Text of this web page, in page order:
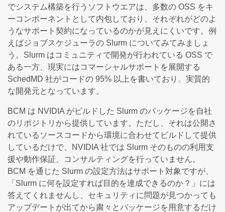
でシステム構築を行うソフトウエアは、多数の OSS をキ
ーコンポーネントとして内包しており、それぞれがどのよ
うなサポート契約になっているのかが見えにくいです。例
えばジョブスケジューラの Slurm についてみてみましょ
う。Slurm はコミュニティで開発が行われている OSS で
ある一方、現実にはコマーシャルサポートを展開する
SchedMD 社がコードの 95% 以上を書いており、実質的
な開発元となっています。
BCM は NVIDIA がビルドした Slurm のパッケージを自社
のリポジトリから提供しています。ただし、それは公開さ
れているソースコードから環境に合わせてビルドして提供
しているだけで、NVIDIA 社では Slurm そのものの利用支
援や動作保証、コンサルティングを行っていません。
BCM を通じた Slurm の設定方法はサポート対象ですが、
「Slurm に何を設定すれば目的を達成できるのか？」には
答えてくれませんし、セキュリティに問題が見つかっても
アップデートが出てから粛々とパッケージを用意するだけ